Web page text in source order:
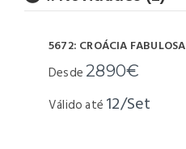
5672: CROÁCIA FABULOSA
Desde 2890€
Válido até 12/Set